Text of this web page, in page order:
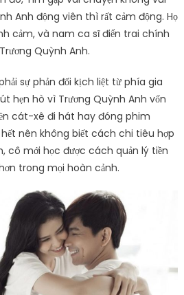
Anh động viên thì rất cảm động. Họ
cảm, và nam ca sĩ điển trai chính
Quỳnh Anh.
sự phản đối kịch liệt từ phía gia
hẹn hò vì Trương Quỳnh Anh vốn
cát-xê đi hát hay đóng phim
nên không biết cách chi tiêu hợp
cô mới học được cách quản lý tiền
trong mọi hoàn cảnh.